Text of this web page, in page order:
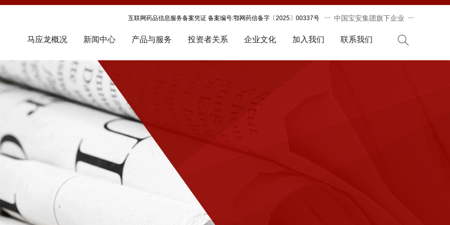
互联网药品信息服务备案凭证 备案编号:鄂网药信备字〔2025〕00337号 中国宝安集团旗下企业
马应龙概况 新闻中心 产品与服务 投资者关系 企业文化 加入我们 联系我们